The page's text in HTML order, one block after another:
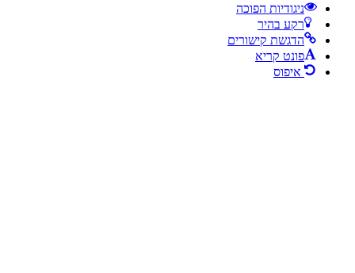
ניגודיות הפוכה
רקע בהיר
הדגשת קישורים
פונט קריא
איפוס